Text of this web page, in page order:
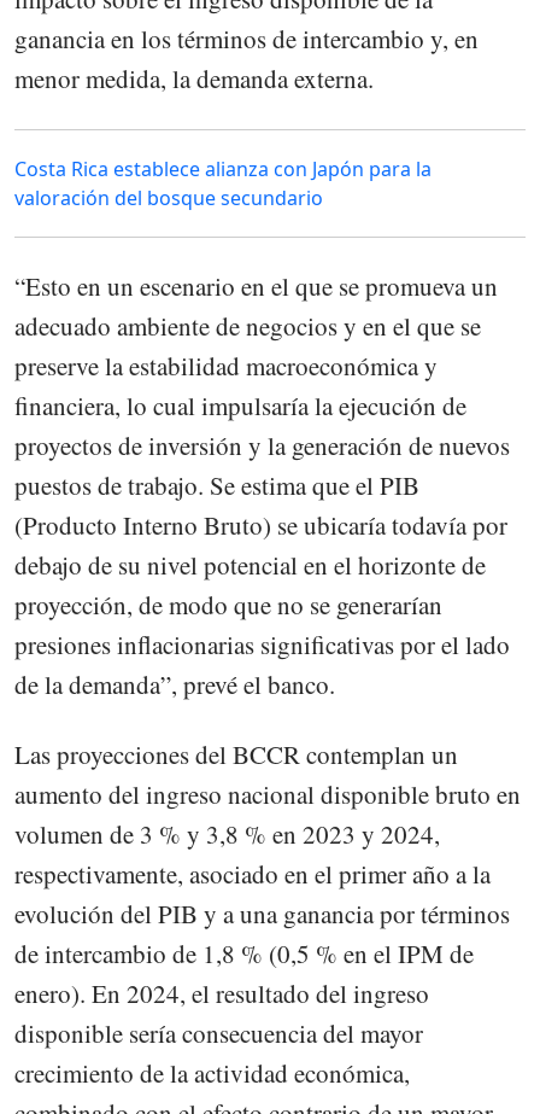
ganancia en los términos de intercambio y, en
menor medida, la demanda externa.
Costa Rica establece alianza con Japón para la
valoración del bosque secundario
“Esto en un escenario en el que se promueva un
adecuado ambiente de negocios y en el que se
preserve la estabilidad macroeconómica y
financiera, lo cual impulsaría la ejecución de
proyectos de inversión y la generación de nuevos
puestos de trabajo. Se estima que el PIB
(Producto Interno Bruto) se ubicaría todavía por
debajo de su nivel potencial en el horizonte de
proyección, de modo que no se generarían
presiones inflacionarias significativas por el lado
de la demanda”, prevé el banco.
Las proyecciones del BCCR contemplan un
aumento del ingreso nacional disponible bruto en
volumen de 3 % y 3,8 % en 2023 y 2024,
respectivamente, asociado en el primer año a la
evolución del PIB y a una ganancia por términos
de intercambio de 1,8 % (0,5 % en el IPM de
enero). En 2024, el resultado del ingreso
disponible sería consecuencia del mayor
crecimiento de la actividad económica,